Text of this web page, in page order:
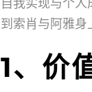
到索肖与阿雅身
1、价